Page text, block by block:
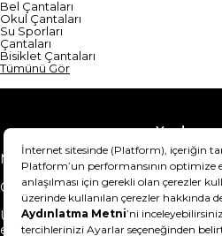
Bel Çantaları
Okul Çantaları
Su Sporları
Çantaları
Bisiklet Çantaları
Tümünü Gör
Yardım
Mesafeli Satış Sözleşmesi
Gizlilik Sözleşmesi
Ürünümü nasıl iade
edebilirim?